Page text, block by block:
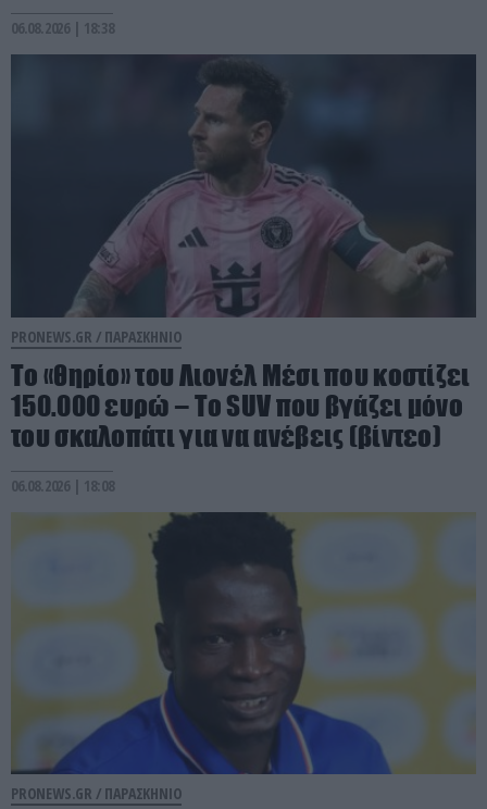
06.08.2026 | 18:38
PRONEWS.GR / ΠΑΡΑΣΚΗΝΙΟ
Το «θηρίο» του Λιονέλ Μέσι που κοστίζει
150.000 ευρώ – Το SUV που βγάζει μόνο
του σκαλοπάτι για να ανέβεις (βίντεο)
06.08.2026 | 18:08
PRONEWS.GR / ΠΑΡΑΣΚΗΝΙΟ